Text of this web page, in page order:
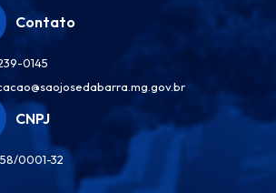
Contato
0145
CNPJ
0001-32